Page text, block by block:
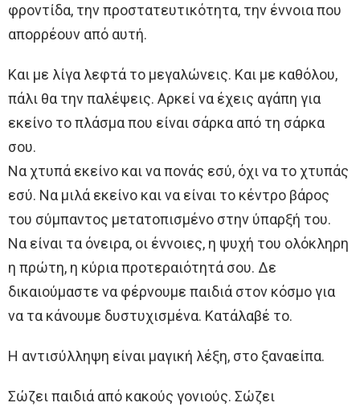
φροντίδα, την προστατευτικότητα, την έννοια που
απορρέουν από αυτή.
Και με λίγα λεφτά το μεγαλώνεις. Και με καθόλου,
πάλι θα την παλέψεις. Αρκεί να έχεις αγάπη για
εκείνο το πλάσμα που είναι σάρκα από τη σάρκα
σου.
Να χτυπά εκείνο και να πονάς εσύ, όχι να το χτυπάς
εσύ. Να μιλά εκείνο και να είναι το κέντρο βάρος
του σύμπαντος μετατοπισμένο στην ύπαρξή του.
Να είναι τα όνειρα, οι έννοιες, η ψυχή του ολόκληρη
η πρώτη, η κύρια προτεραιότητά σου. Δε
δικαιούμαστε να φέρνουμε παιδιά στον κόσμο για
να τα κάνουμε δυστυχισμένα. Κατάλαβέ το.
Η αντισύλληψη είναι μαγική λέξη, στο ξαναείπα.
Σώζει παιδιά από κακούς γονιούς. Σώζει